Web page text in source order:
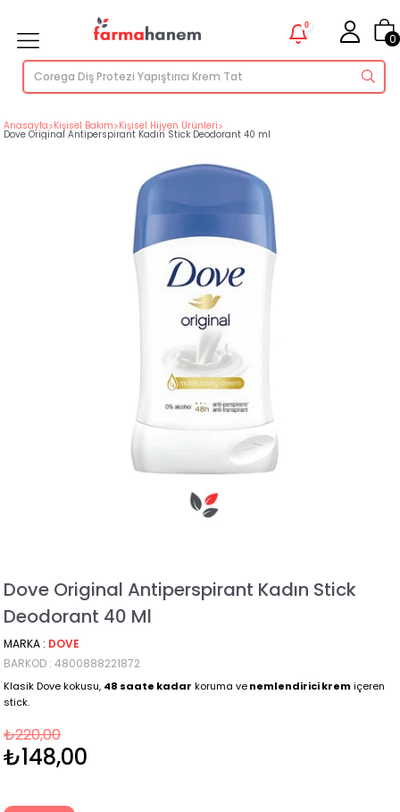
0
0
Anasayfa>Kişisel Bakım>Kişisel Hijyen Ürünleri>
Dove Original Antiperspirant Kadın Stick Deodorant 40 ml
Dove Original Antiperspirant Kadın Stick
Deodorant 40 Ml
MARKA : DOVE
BARKOD : 4800888221872
Klasik Dove kokusu, 48 saate kadar koruma venemlendirici kremiçeren
stick.
₺220,00
₺148,00